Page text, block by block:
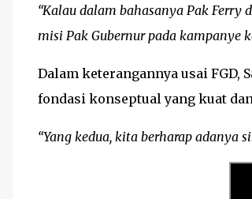
“Kalau dalam bahasanya Pak Ferry
misi Pak Gubernur pada kampanye
Dalam keterangannya usai
fondasi konseptual yang kuat
“Yang kedua, kita berharap adanya